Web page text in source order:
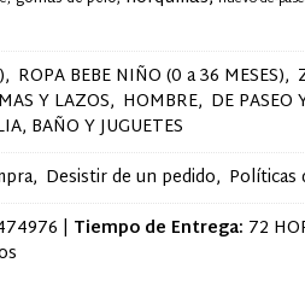
ROPA BEBE NIÑO (0 a 36 MESES)
Y LAZOS HOMBRE DE PASEO
BAÑO Y JUGUETES
Desistir de un pedido Políticas
| Tiempo de Entrega: 72